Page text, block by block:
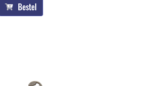
Bestel